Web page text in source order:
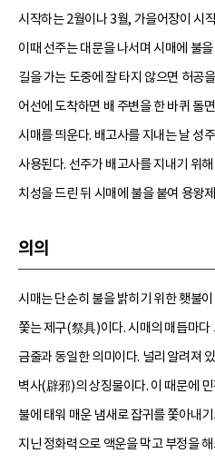
시작하는 2월이나 3월, 가을어장이 시
이때 선주는 대문을 나서며 시매에 불
길을 가는 도중에 잘 타지 않으면 허공
어선에 도착하면 배 주변을 한 바퀴 돌
시매를 띄운다. 배고사를 지내는 날 성
사용된다. 선주가 배고사를 지내기 위
치성을 드린 뒤 시매에 불을 붙여 용왕
의의
시매는 단순히 불을 밝히기 위한 횃불
쫓는 제구(祭具)이다. 시매의 매듭마다
금줄과 동일한 의미이다. 널리 알려져
벽사(辟邪)의 상징물이다. 이 때문에
불에 태워 매운 냄새로 잡귀를 쫓아내
지닌 정화력으로 액운을 막고 부정을